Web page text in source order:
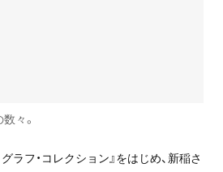
々。
ラフ・コレクション』をはじめ、新稲さ